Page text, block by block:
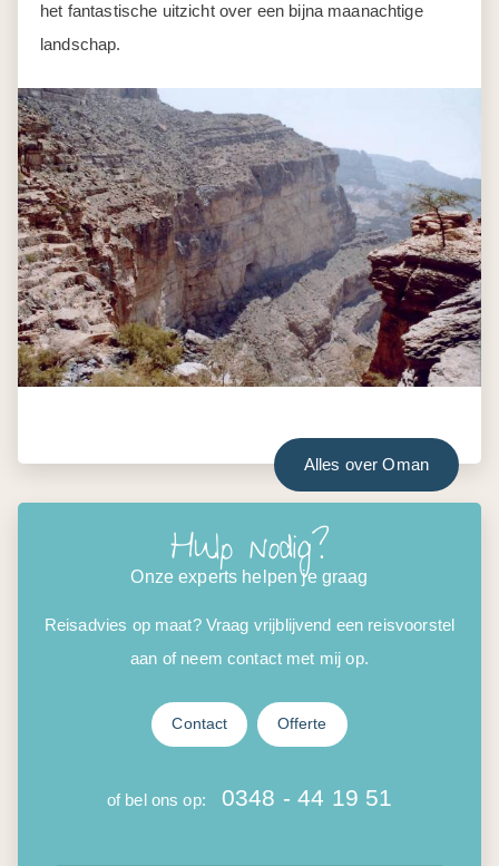
het fantastische uitzicht over een bijna maanachtige
landschap.
Alles over Oman
Hulp nodig?
Onze experts helpen je graag
Reisadvies op maat? Vraag vrijblijvend een reisvoorstel
aan of neem contact met mij op.
Contact Offerte
of bel ons op: 0348 - 44 19 51